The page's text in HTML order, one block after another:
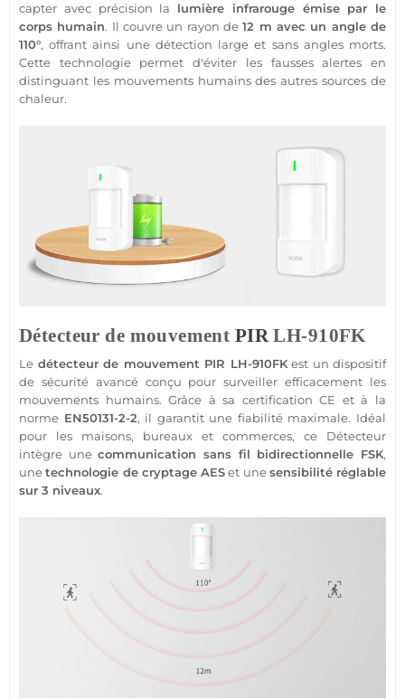
capter avec précision la lumière infrarouge émise par le
corps humain. Il couvre un rayon de12 m avec un angle de
110°, offrant ainsi une détection large et sans angles morts.
Cette technologie permet d'éviter les fausses alertes en
distinguant les mouvements humains des autres sources de
chaleur.
Détecteur de mouvement PIRLH-910FK
Le détecteur de mouvement PIR LH-910FKest un dispositif
de sécuritéavancé conçu pour surveiller efficacement les
mouvements humains. Grâce à sa certification CE et à la
norme EN50131-2-2, il garantit une fiabilité maximale. Idéal
pour les maisons, bureaux et commerces, ce Détecteur
intègre unecommunication sans fil bidirectionnelle FSK,
unetechnologie de cryptage AESet unesensibilité réglable
sur 3 niveaux.